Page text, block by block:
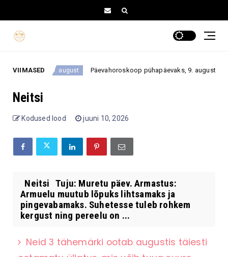
VIIMASED9. august Päevahoroskoop pühapäevaks, 9. augustiks
Neitsi
Kodused lood juuni 10, 2026
Neitsi Tuju: Muretu päev. Armastus:
Armuelu muutub lõpuks lihtsamaks ja
pingevabamaks. Suhetesse tuleb rohkem
kergust ning pereelu on ...
Neid 3 tähemärki ootab augustis täiesti